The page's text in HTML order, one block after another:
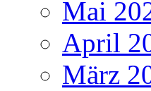
Mai
April
März